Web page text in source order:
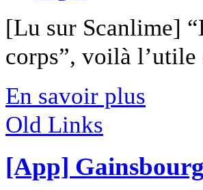
[Lu sur Scanlime]
corps”, voilà
En savoir plus
Old Links
[App]